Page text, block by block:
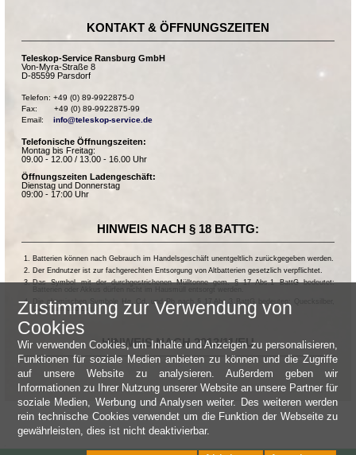
KONTAKT & ÖFFNUNGSZEITEN
Teleskop-Service Ransburg GmbH
Von-Myra-Straße 8
D-85599 Parsdorf
Telefon: +49 (0) 89-9922875-0
Fax:       +49 (0) 89-9922875-99
Email: info@teleskop-service.de
Telefonische Öffnungszeiten:
Montag bis Freitag:
09.00 - 12.00 / 13.00 - 16.00 Uhr
Öffnungszeiten Ladengeschäft:
Dienstag und Donnerstag
09:00 - 17:00 Uhr
HINWEIS NACH § 18 BATTG:
Batterien können nach Gebrauch im Handelsgeschäft unentgeltlich zurückgegeben werden.
Der Endnutzer ist zur fachgerechten Entsorgung von Altbatterien gesetzlich verpflichtet.
Das Symbol mit der durchgestrichenen Mülltonne gem. § 17 Abs.1 BattG bedeutet:
Die chemischen Symbole Hg, Cd, und Pb nach § 17 Abs.3 BattG bedeuten: Quecksilber,
Cadmium und Blei.
HINWEIS NACH 2013/11/EU
Zustimmung zur Verwendung von
Cookies
Wir verwenden Cookies, um Inhalte und Anzeigen zu personalisieren,
Funktionen für soziale Medien anbieten zu können und die Zugriffe
auf unsere Website zu analysieren. Außerdem geben wir
Informationen zu Ihrer Nutzung unserer Website an unsere Partner für
soziale Medien, Werbung und Analysen weiter. Des weiteren werden
rein technische Cookies verwendet um die Funktion der Webseite zu
gewährleisten, dies ist nicht deaktivierbar.